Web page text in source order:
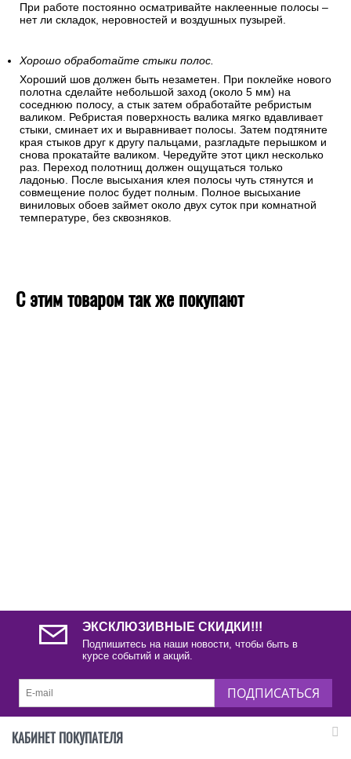
При работе постоянно осматривайте наклеенные полосы –
нет ли складок, неровностей и воздушных пузырей.
Хорошо обработайте стыки полос.
Хороший шов должен быть незаметен. При поклейке нового
полотна сделайте небольшой заход (около 5 мм) на
соседнюю полосу, а стык затем обработайте ребристым
валиком. Ребристая поверхность валика мягко вдавливает
стыки, сминает их и выравнивает полосы. Затем подтяните
края стыков друг к другу пальцами, разгладьте перышком и
снова прокатайте валиком. Чередуйте этот цикл несколько
раз. Переход полотнищ должен ощущаться только
ладонью. После высыхания клея полосы чуть стянутся и
совмещение полос будет полным. Полное высыхание
виниловых обоев займет около двух суток при комнатной
температуре, без сквозняков.
С этим товаром так же покупают
ЭКСКЛЮЗИВНЫЕ СКИДКИ!!!
Подпишитесь на наши новости, чтобы быть в
курсе событий и акций.
ПОДПИСАТЬСЯ
КАБИНЕТ ПОКУПАТЕЛЯ